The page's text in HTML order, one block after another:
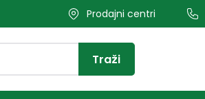
Prodajni centri
Traži